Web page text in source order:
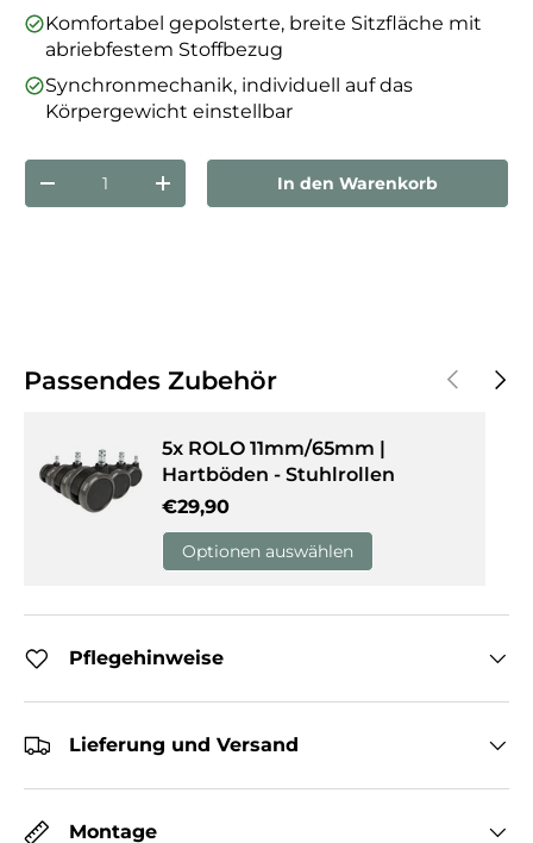
Komfortabel gepolsterte, breite Sitzfläche mit
abriebfestem Stoffbezug
Synchronmechanik, individuell auf das
Körpergewicht einstellbar
Anzahl
Menge verringernMenge erhöhenIn den Warenkorb
Passendes Zubehör Vorherige
5x ROLO 11mm/65mm |
Hartböden - Stuhlrollen
Normaler Preis
€29,90
Optionen auswählen
Pflegehinweise
Lieferung und Versand
Montage